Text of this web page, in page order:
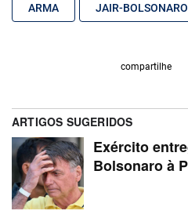
ARMA JAIR-BOLSONARO
compartilhe